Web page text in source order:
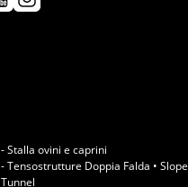
- Stalla ovini e caprini
- Tensostrutture Doppia Falda • Slope
Tunnel